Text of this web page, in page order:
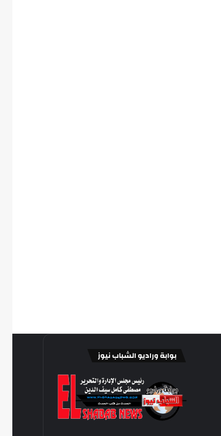
بوابة وراديو الشباب نيوز